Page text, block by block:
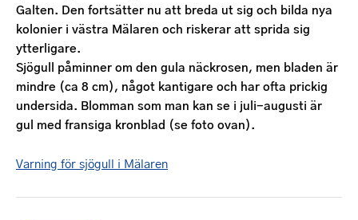
Galten. Den fortsätter nu att breda ut sig och bilda nya
kolonier i västra Mälaren och riskerar att sprida sig
ytterligare.
Sjögull påminner om den gula näckrosen, men bladen är
mindre (ca 8 cm), något kantigare och har ofta prickig
undersida. Blomman som man kan se i juli-augusti är
gul med fransiga kronblad (se foto ovan).
Varning för sjögull i Mälaren